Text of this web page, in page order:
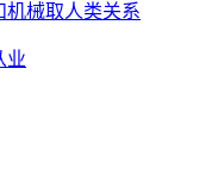
机械取人类关系
业